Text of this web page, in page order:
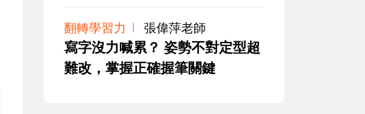
翻轉學習力 張偉萍老師
寫字沒力喊累？ 姿勢不對定型超
難改，掌握正確握筆關鍵